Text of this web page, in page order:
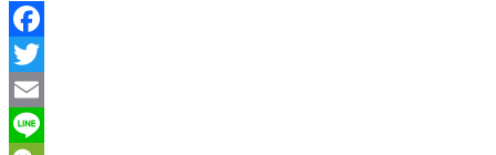
Facebook
Twitter
Email